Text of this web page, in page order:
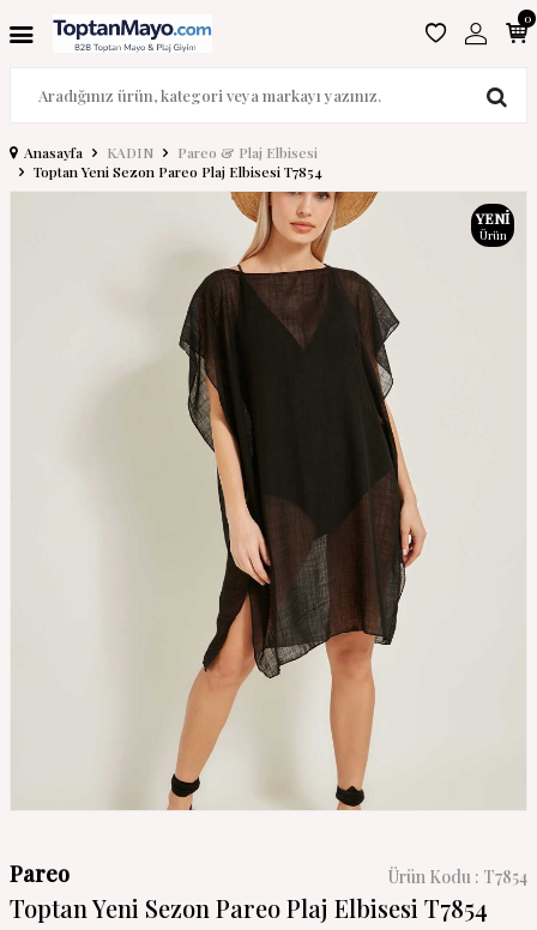
0
Anasayfa KADIN
Pareo & Plaj Elbisesi
Toptan Yeni Sezon Pareo Plaj Elbisesi T7854
YENI
Ürün
Pareo Ürün Kodu : T7854
Toptan Yeni Sezon Pareo Plaj Elbisesi T7854